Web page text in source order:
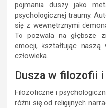
pojmania duszy jako
psychologicznej traumy.
się z wewnętrznymi
To pozwala na głębsze
emocji, kształtując
człowieka.
Dusza w filozofii
Filozoficzne i
różni się od religijnych